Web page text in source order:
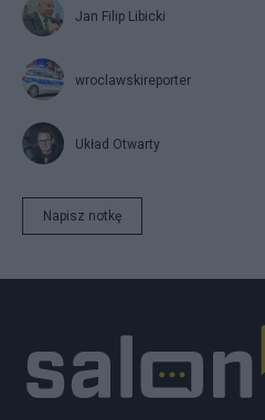
Jan Filip Libicki
wroclawskireporter
Układ Otwarty
Napisz notkę